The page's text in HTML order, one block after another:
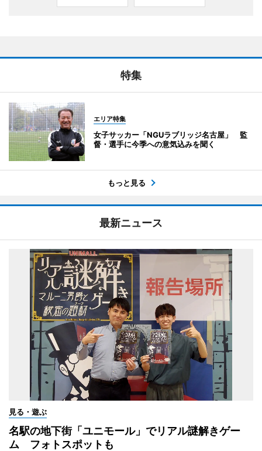
特集
エリア特集
女子サッカー「NGUラブリッジ名古屋」 監
督・選手に今季への意気込みを聞く
もっと見る
最新ニュース
見る・遊ぶ
名駅の地下街「ユニモール」でリアル謎解きゲー
ム フォトスポットも